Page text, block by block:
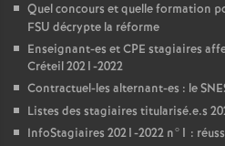
Quel concours et quelle formation
FSU décrypte la réforme
Enseignant-es etCPE stagiaires
Créteil 2021-2022
Contractuel-les alternant-es : le
Listes des stagiaires titularisé.e.s
InfoStagiaires 2021-2022 n°1 :